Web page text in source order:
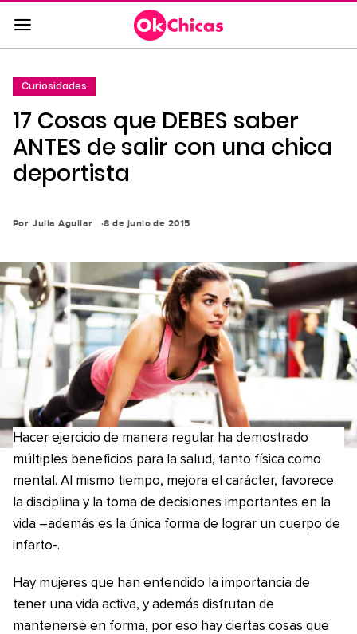
Saltar
al
contenido
la
navegación
principal
Curiosidades
17 Cosas que DEBES saber
ANTES de salir con una chica
deportista
Por Julia Aguilar 8 de junio de 2015
Hacer ejercicio de manera regular ha demostrado
múltiples beneficios para la salud, tanto física como
mental. Al mismo tiempo, mejora el carácter, favorece
la disciplina y la toma de decisiones importantes en la
vida –además es la única forma de lograr un cuerpo de
infarto-.
Hay mujeres que han entendido la importancia de
tener una vida activa, y además disfrutan de
mantenerse en forma, por eso hay ciertas cosas que